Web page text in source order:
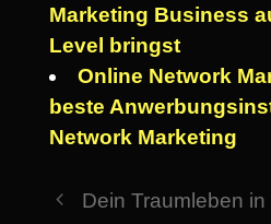
Marketing Business
Level bringst
Online Network
beste
Network Marketing
Dein Traumleben